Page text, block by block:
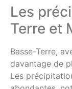
Les
Terre et
Basse-Terre,
davantage de
Les